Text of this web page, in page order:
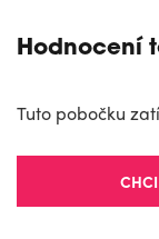
Hodnocení
Tuto pobočku